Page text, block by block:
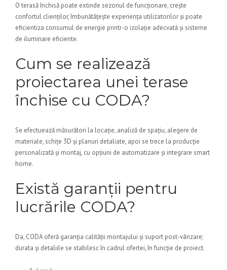
O terasă închisă poate extinde sezonul de funcționare, crește
confortul clienților, îmbunătățește experiența utilizatorilor și poate
eficientiza consumul de energie printr-o izolație adecvată și sisteme
de iluminare eficiente.
Cum se realizează
proiectarea unei terase
închise cu CODA?
Se efectuează măsurători la locație, analiză de spațiu, alegere de
materiale, schițe 3D și planuri detaliate, apoi se trece la producție
personalizată și montaj, cu opțiuni de automatizare și integrare smart
home.
Există garanții pentru
lucrările CODA?
Da, CODA oferă garanția calității montajului și suport post-vânzare;
durata și detaliile se stabilesc în cadrul ofertei, în funcție de proiect.